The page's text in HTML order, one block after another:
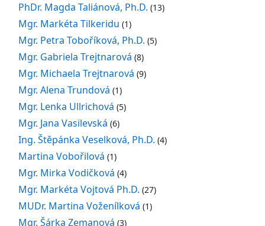
PhDr. Magda Taliánová, Ph.D. (13)
Mgr. Markéta Tilkeridu (1)
Mgr. Petra Toboříková, Ph.D. (5)
Mgr. Gabriela Trejtnarová (8)
Mgr. Michaela Trejtnarová (9)
Mgr. Alena Trundová (1)
Mgr. Lenka Ullrichová (5)
Mgr. Jana Vasilevská (6)
Ing. Štěpánka Veselková, Ph.D. (4)
Martina Vobořilová (1)
Mgr. Mirka Vodičková (4)
Mgr. Markéta Vojtová Ph.D. (27)
MUDr. Martina Voženílková (1)
Mgr. Šárka Zemanová (3)